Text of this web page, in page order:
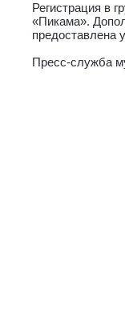
Регистрация в
«Пикама».
предоставлена
Пресс-служба